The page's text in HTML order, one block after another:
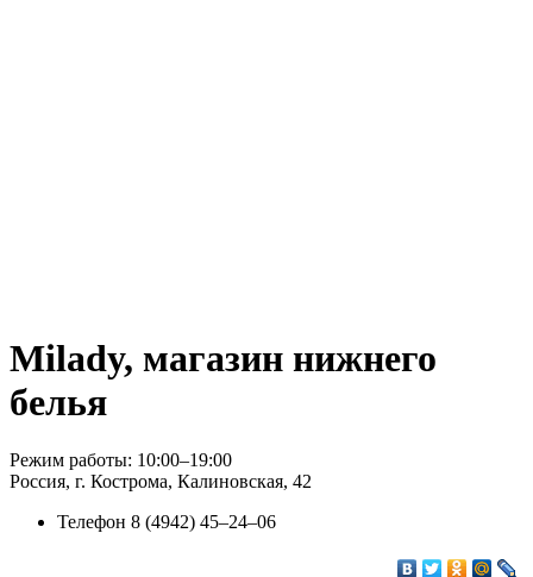
Milady, магазин нижнего
белья
Режим работы: 10:00–19:00
Россия, г. Кострома, Калиновская, 42
Телефон 8 (4942) 45‒24‒06